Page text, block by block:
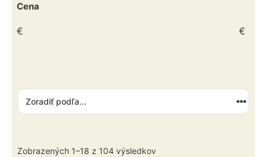
Cena
€ €
Zobrazených 1–18 z 104 výsledkov